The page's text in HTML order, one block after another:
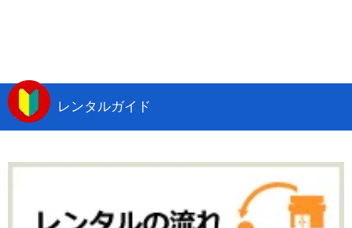
レンタルガイド